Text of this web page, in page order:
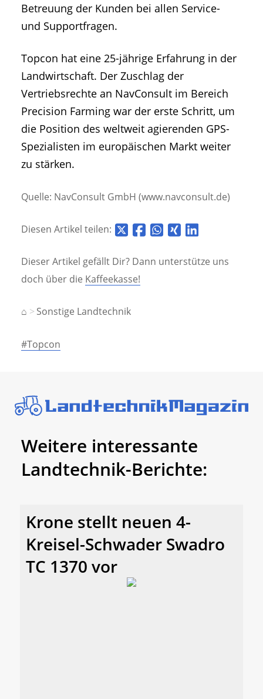
Betreuung der Kunden bei allen Service-
und Supportfragen.
Topcon hat eine 25-jährige Erfahrung in der
Landwirtschaft. Der Zuschlag der
Vertriebsrechte an NavConsult im Bereich
Precision Farming war der erste Schritt, um
die Position des weltweit agierenden GPS-
Spezialisten im europäischen Markt weiter
zu stärken.
Quelle: NavConsult GmbH (www.navconsult.de)
Diesen Artikel teilen:
Dieser Artikel gefällt Dir? Dann unterstütze uns
doch über die Kaffeekasse!
⌂ Sonstige Landtechnik
#Topcon
Weitere interessante
Landtechnik-Berichte:
Krone stellt neuen 4-
Kreisel-Schwader Swadro
TC 1370 vor